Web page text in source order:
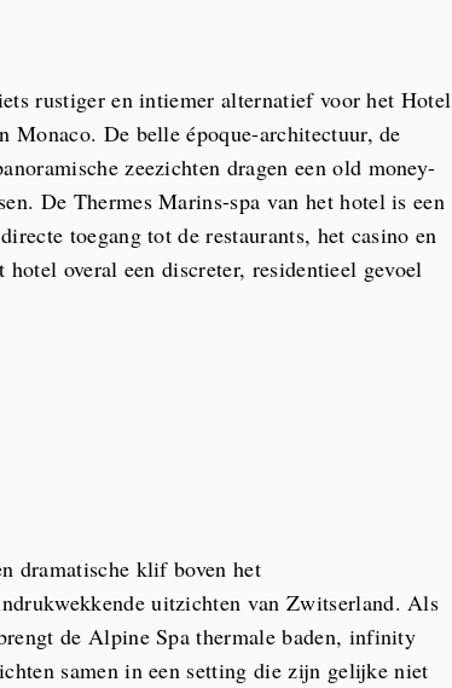
rustiger en intiemer alternatief voor het Hotel
Monaco. De belle époque-architectuur, de
zeezichten dragen een old money-
De Thermes Marins-spa van het hotel is een
toegang tot de restaurants, het casino en
overal een discreter, residentieel gevoel
dramatische klif boven het
uitzichten van Zwitserland. Als
de Alpine Spa thermale baden, infinity
samen in een setting die zijn gelijke niet